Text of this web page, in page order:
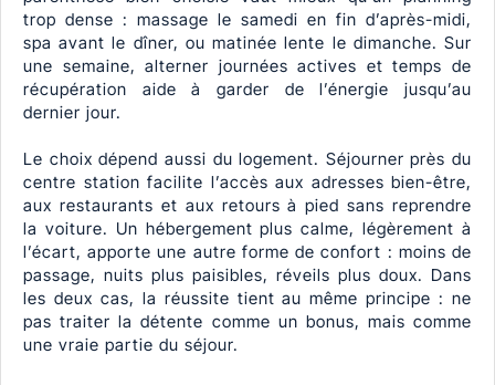
trop dense : massage le samedi en fin d’après-midi,
spa avant le dîner, ou matinée lente le dimanche. Sur
une semaine, alterner journées actives et temps de
récupération aide à garder de l’énergie jusqu’au
dernier jour.
Le choix dépend aussi du logement. Séjourner près du
centre station facilite l’accès aux adresses bien-être,
aux restaurants et aux retours à pied sans reprendre
la voiture. Un hébergement plus calme, légèrement à
l’écart, apporte une autre forme de confort : moins de
passage, nuits plus paisibles, réveils plus doux. Dans
les deux cas, la réussite tient au même principe : ne
pas traiter la détente comme un bonus, mais comme
une vraie partie du séjour.